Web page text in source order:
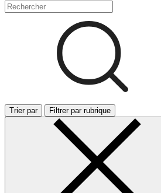
Trier par Filtrer par rubrique